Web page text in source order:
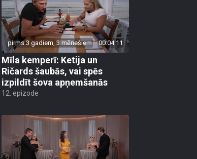
pirms 3 gadiem, 3 mēnešiem 00:04:11
Mīla kemperī: Ketija un
Ričards šaubās, vai spēs
izpildīt šova apņemšanās
12. epizode